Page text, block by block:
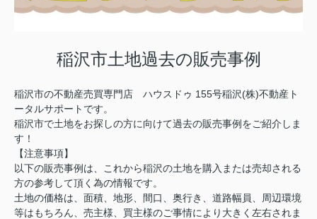
稲沢市土地過去の販売事例
稲沢市の不動産売買専門店 ハウスドゥ 155号稲沢(株)不動産ト
ータルサポートです。
稲沢市で土地をお探しの方に向けて過去の販売事例をご紹介しま
す！
【注意事項】
以下の販売事例は、これから稲沢の土地を購入または売却される
方の参考して頂く為の情報です。
土地の価格は、面積、地形、間口、奥行き、道路幅員、周辺環境
等はもちろん、売主様、買主様のご事情により大きく左右されま